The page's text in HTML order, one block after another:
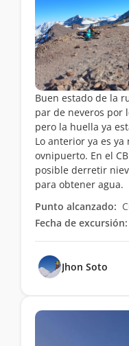
Buen estado de la
par de neveros por
pero la huella ya
Lo anterior ya es
ovnipuerto. En el
posible derretir
para obtener agua.
Punto alcanzado:
Fecha de excursión:
Jhon Soto